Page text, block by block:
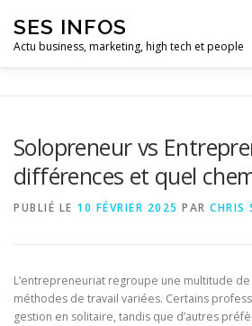
contenu
SES INFOS
Actu business, marketing, high tech et people
HIGH TECH ET INFORMATIQUE
Solopreneur vs
différences et quel
PUBLIÉ LE 10 FÉVRIER 2025 PAR CHRIS
L’entrepreneuriat regroupe une multitude
méthodes de travail variées. Certains
gestion en solitaire, tandis que d’autres